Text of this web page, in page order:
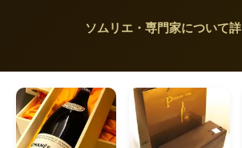
ソムリエ・専門家について